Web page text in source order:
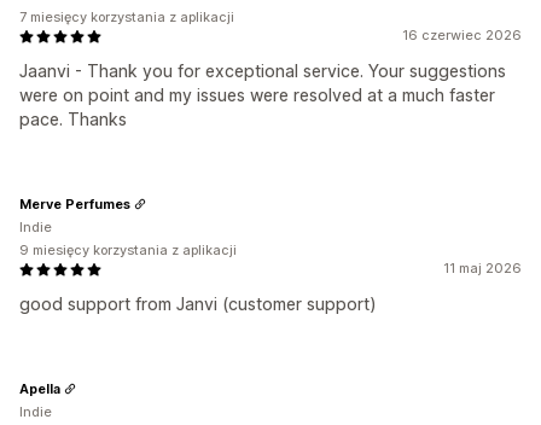
16 czerwiec 2026
Jaanvi - Thank you for exceptional service. Your suggestions
were on point and my issues were resolved at a much faster
pace. Thanks
7 miesięcy korzystania z aplikacji
11 maj 2026
good support from Janvi (customer support)
Merve Perfumes
Indie
9 miesięcy korzystania z aplikacji
Apella
Indie